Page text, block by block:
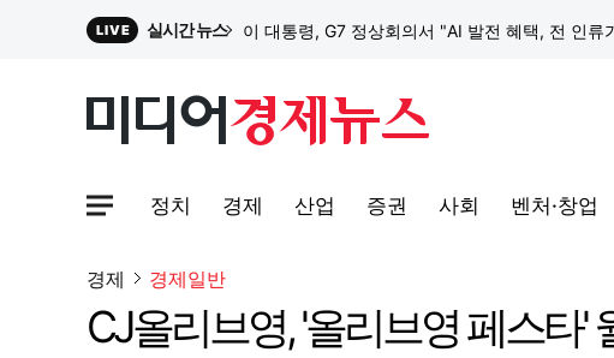
LIVE 실시간 뉴스 이 대통령, G7 정상회의서 "AI 발전 혜택, 전 인류
원파디, 롯데백화점 잠실점에서 팝업스토어 오픈
대한전선, 1463억 ‘500kV HVDC 동해안-동서울
이 대통령, G7 정상회의서 "AI 발전 혜택, 전 인류
사이트맵메뉴 열기
정치 경제 산업 증권 사회 벤처·창업
경제 경제일반
CJ올리브영, '올리브영 페스타